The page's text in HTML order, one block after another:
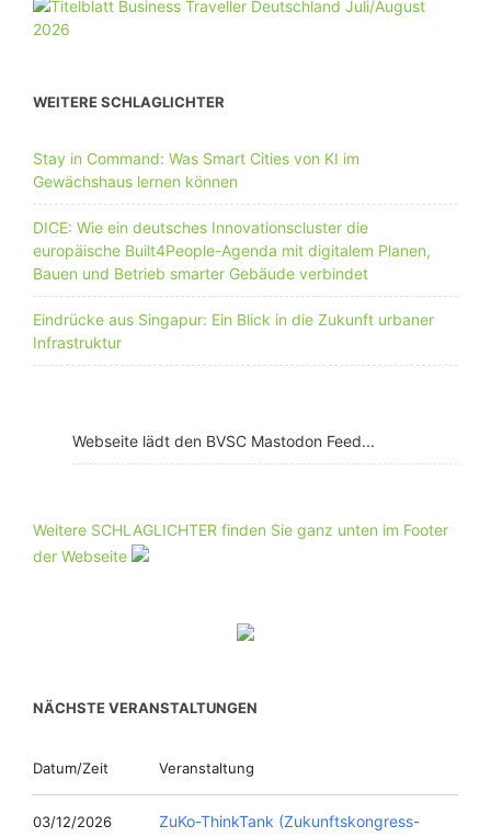
WEITERE SCHLAGLICHTER
Stay in Command: Was Smart Cities von KI im
Gewächshaus lernen können
DICE: Wie ein deutsches Innovationscluster die
europäische Built4People-Agenda mit digitalem Planen,
Bauen und Betrieb smarter Gebäude verbindet
Eindrücke aus Singapur: Ein Blick in die Zukunft urbaner
Infrastruktur
Webseite lädt den BVSC Mastodon Feed...
Weitere SCHLAGLICHTER finden Sie ganz unten im Footer
der Webseite
NÄCHSTE VERANSTALTUNGEN
Datum/Zeit Veranstaltung
03/12/2026
ZuKo-ThinkTank (Zukunftskongress-